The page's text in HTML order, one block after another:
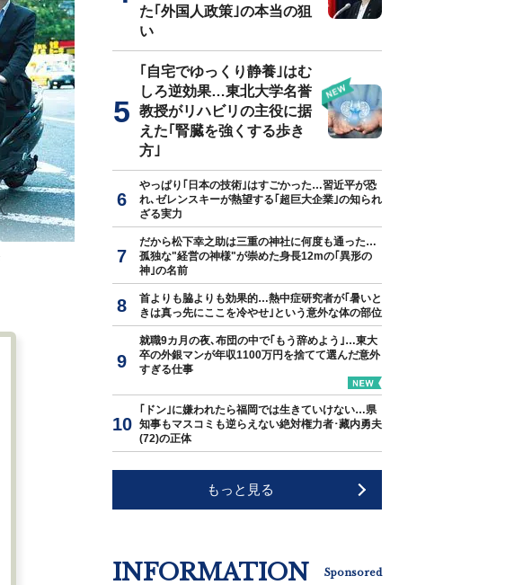
た｢外国人政策｣の本当の狙
い
｢自宅でゆっくり静養｣はむ
しろ逆効果…東北大学名誉
教授がリハビリの主役に据
えた｢腎臓を強くする歩き
方｣
やっぱり｢日本の技術｣はすごかった…習近平が恐
れ､ゼレンスキーが熱望する｢超巨大企業｣の知られ
ざる実力
だから松下幸之助は三重の神社に何度も通った…
孤独な"経営の神様"が崇めた身長12mの｢異形の
神｣の名前
首よりも脇よりも効果的…熱中症研究者が｢暑いと
きは真っ先にここを冷やせ｣という意外な体の部位
就職9カ月の夜､布団の中で｢もう辞めよう｣…東大
卒の外銀マンが年収1100万円を捨てて選んだ意外
すぎる仕事
｢ドン｣に嫌われたら福岡では生きていけない…県
知事もマスコミも逆らえない絶対権力者･藏内勇夫
(72)の正体
もっと見る
INFORMATION Sponsored